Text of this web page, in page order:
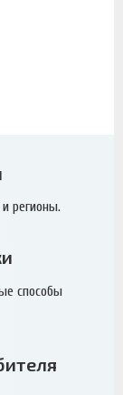
регионы.
способы